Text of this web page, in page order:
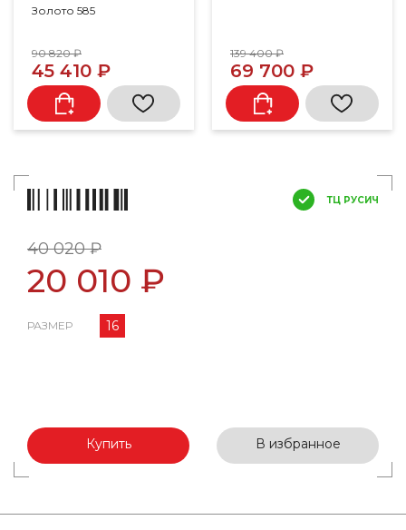
Золото 585
90 820 ₽
45 410 ₽
139 400 ₽
69 700 ₽
ТЦ РУСИЧ
40 020 ₽
20 010 ₽
РАЗМЕР 16
Купить В избранное